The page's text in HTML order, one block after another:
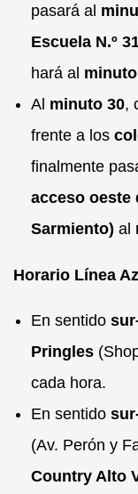
pasará al
Escuela N.º
hará al
Al minuto 30,
frente a los
finalmente
acceso oeste
Sarmiento) al
Horario Línea
En sentido
Pringles
cada hora.
En sentido
(Av. Perón y
Country Alto